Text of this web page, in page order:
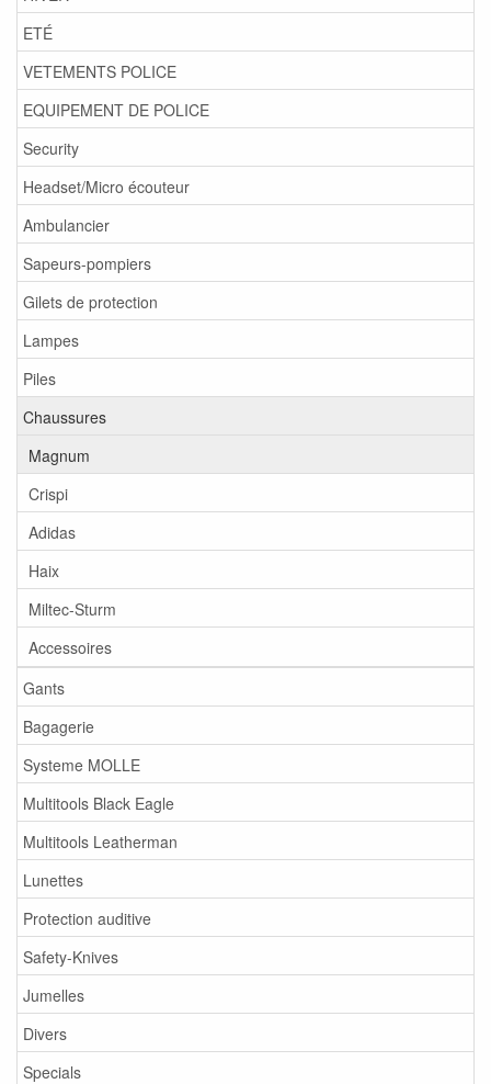
ETÉ
VETEMENTS POLICE
EQUIPEMENT DE POLICE
Security
Headset/Micro écouteur
Ambulancier
Sapeurs-pompiers
Gilets de protection
Lampes
Piles
Chaussures
Magnum
Crispi
Adidas
Haix
Miltec-Sturm
Accessoires
Gants
Bagagerie
Systeme MOLLE
Multitools Black Eagle
Multitools Leatherman
Lunettes
Protection auditive
Safety-Knives
Jumelles
Divers
Specials